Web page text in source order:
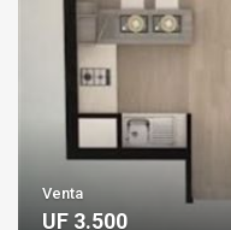
Venta
UF 3.500